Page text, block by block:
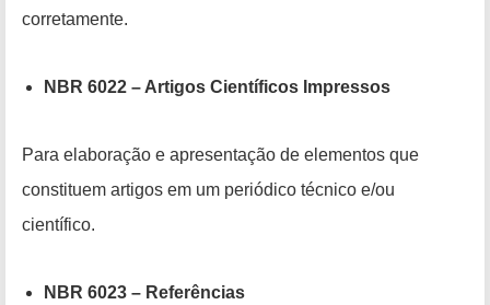
corretamente.
NBR 6022 – Artigos Científicos Impressos
Para elaboração e apresentação de elementos que
constituem artigos em um periódico técnico e/ou
científico.
NBR 6023 – Referências